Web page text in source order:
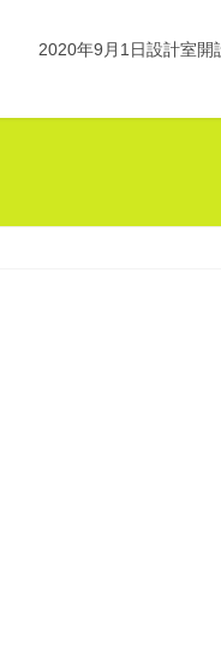
2020年9月1日設計室開